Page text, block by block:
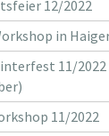
12/2022
in
11/
11/2022